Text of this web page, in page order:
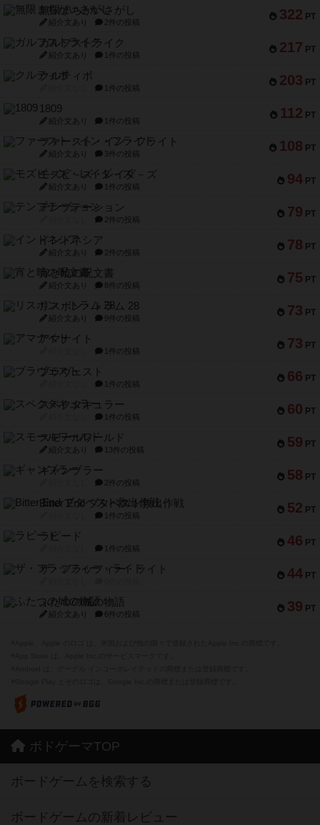
322 PT
無限まちがいさがし
紹介文あり 2件の投稿
217 PT
ガルフストライク
紹介文あり 1件の投稿
203 PT
クルティボ
1件の投稿
112 PT
1809
紹介文あり 1件の投稿
108 PT
ファースト・イン・フライト
紹介文あり 3件の投稿
94 PT
モズビ－ズ・レイダ－ズ
紹介文あり 1件の投稿
79 PT
テンプテーション
2件の投稿
78 PT
インドネシア
紹介文あり 2件の投稿
75 PT
宵と暁の呪文書
紹介文あり 8件の投稿
73 PT
リスボン・トラム 28
紹介文あり 9件の投稿
73 PT
アマナイト
1件の投稿
66 PT
ブラヴェスト
1件の投稿
60 PT
スペクタキュラー
1件の投稿
59 PT
スモールワールド
紹介文あり 13件の投稿
58 PT
ギャンブラー
2件の投稿
52 PT
Bitter End ブタペスト救出作戦
1件の投稿
46 PT
ラピード
1件の投稿
44 PT
ザ・フラッフィー・ライト
39 PT
ふたつの城の物語
紹介文あり 6件の投稿
ボドゲーマTOP
ボードゲームを検索する
ボードゲームの新着レビュー